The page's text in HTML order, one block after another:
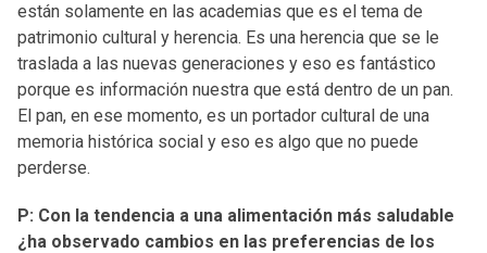
están solamente en las academias que es el tema de
patrimonio cultural y herencia. Es una herencia que se le
traslada a las nuevas generaciones y eso es fantástico
porque es información nuestra que está dentro de un pan.
El pan, en ese momento, es un portador cultural de una
memoria histórica social y eso es algo que no puede
perderse.
P: Con la tendencia a una alimentación más saludable
¿ha observado cambios en las preferencias de los